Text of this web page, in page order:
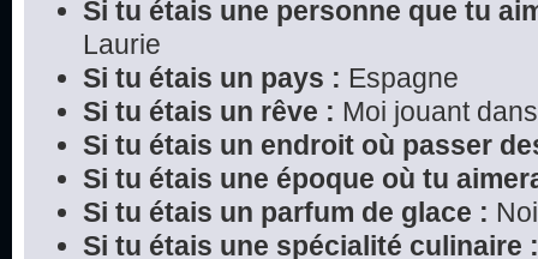
Si tu étais une personne que tu
Laurie
Si tu étais un pays : Espagne
Si tu étais un rêve : Moi jouant
Si tu étais un endroit où passer
Si tu étais une époque où tu
Si tu étais un parfum de glace :
Si tu étais une spécialité culinaire :